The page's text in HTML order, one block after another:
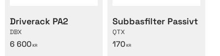
Driverack PA2
DBX
6 600 KR
Subbasfilter Passivt
QTX
170 KR